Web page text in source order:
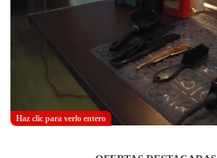
Haz clic para verlo entero